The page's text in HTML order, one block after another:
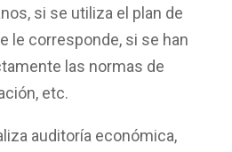
si se utiliza el plan de
le corresponde, si se han
las normas de
etc.
auditoría económica,